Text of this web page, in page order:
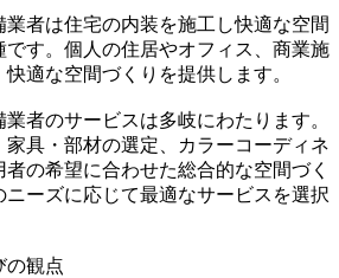
者は住宅の内装を施工し快適な空間
です。個人の住居やオフィス、商業施
適な空間づくりを提供します。
者のサービスは多岐にわたります。
具・部材の選定、カラーコーディネ
の希望に合わせた総合的な空間づく
ニーズに応じて最適なサービスを選択
の観点